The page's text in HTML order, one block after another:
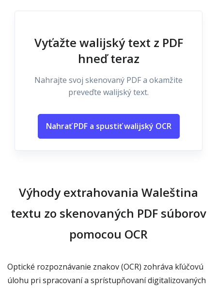
Vyťažte walijský text z PDF
hneď teraz
Nahrajte svoj skenovaný PDF a okamžite
preveďte walijský text.
Nahrať PDF a spustiť walijský OCR
Výhody extrahovania Waleština
textu zo skenovaných PDF súborov
pomocou OCR
Optické rozpoznávanie znakov (OCR) zohráva kľúčovú
úlohu pri spracovaní a sprístupňovaní digitalizovaných